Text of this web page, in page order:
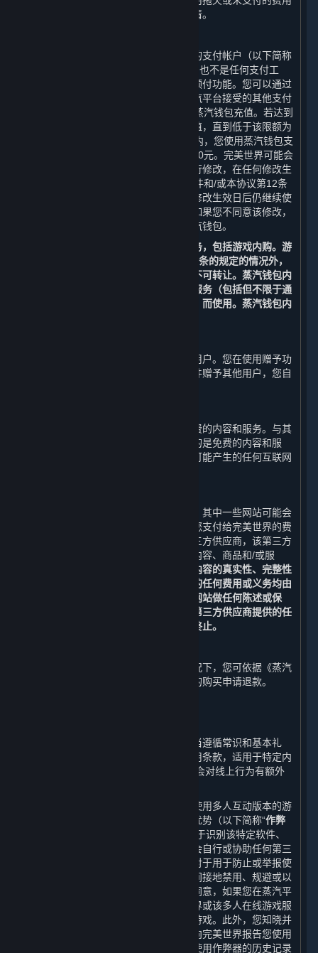
必须在完美世界允许您再次注册之前结清。
蒸汽平台可能向您提供与您帐户相关联的支付帐户（以下简称
”）。蒸汽钱包并非银行帐户，也不是任何支付工
具，而是向您提供的购买内容和服务的预付功能。您可以通过
借记卡、信用卡、预付卡、促销码或蒸汽平台接受的其他支付
方式，在限额人民币14,000元内向您的蒸汽钱包充值。若达到
该限额，您将无法再向您的蒸汽钱包充值，直到低于该限额为
止。在任何二十四（24）小时的时间段内，您使用蒸汽钱包支
付的总金额，合计不得超过人民币14,000元。完美世界可能会
不时对蒸汽钱包的余额和使用的限制进行修改，在任何修改生
效日前的六十（60）日，我们会通过邮件和/或本协议第12条
中列明的其他方式通知您。如果您在该修改生效日后仍继续使
用您的帐户，则视为您接受了该修改；如果您不同意该修改，
您有权注销您的帐户或停止使用您的蒸汽钱包。
您可以使用蒸汽钱包余额购买内容和服务，包括游戏内购。游
戏内购仅可通过蒸汽钱包进行。除第3.G条的规定的情况外，
充值至蒸汽钱包内的余额不可退款，亦不可转让。蒸汽钱包内
的余额仅能通过蒸汽平台为购买内容和服务（包括但不限于通
过蒸汽平台提供的游戏和其他应用程序）而使用。蒸汽钱包内
您可以通过平台将游戏或软件赠予其他用户。您在使用赠予功
能时应知悉并确认一旦您将该游戏或软件赠予其他用户，您自
在一些情况下，完美世界可能会提供免费的内容和服务。与其
他内容和服务一样，即使完美世界提供的是免费的内容和服
务，您也必须自行负担使用蒸汽平台时可能产生的任何互联网
蒸汽平台可能会提供第三方网站的链接。其中一些网站可能会
向您额外收取费用，该等费用不包括在您支付给完美世界的费
用之内。您可能会通过蒸汽平台访问第三方供应商，该第三方
供应商可能在蒸汽平台或互联网上提供内容、商品和/或服
您有义务自行确认第三方网站及其内容的真实性、完整性
和可信性。您与该等第三方交易中产生的任何费用或义务均由
您自行承担。完美世界不对任何第三方网站做任何陈述或保
证。请特别注意，完美世界不保证通过第三方供应商提供的任
何内容和服务不会被改变、被暂停或被终止。
在不与任何您享有的法定权利冲突的情况下，您可依据《蒸汽
平台退款政策》就您在蒸汽平台上进行的购买申请退款。
您的在线行为以及与其他用户的互动应当遵循常识和基本礼
仪。根据特定游戏或其他服务适用的使用条款，适用于特定内
容和服务的开发方/运营方条款中可能还会对线上行为有额外
某些软件、硬件程序或功能可能在用户使用多人互动版本的游
戏或其修改版本中给予用户不公平竞争优势（以下简称“作弊
”），蒸汽平台以及内容和服务具有用于识别该特定软件、
硬件程序或功能之功能。您同意，您不会自行或协助任何第三
方以任何形式开发制作或使用作弊器。对于用于防止或举报使
用作弊器的软件，您同意您不会直接或间接地禁用、规避或以
其他方式干扰该软件的运行。您知晓并同意，如果您在蒸汽平
台或内容和服务中使用作弊器，完美世界或该多人在线游戏服
务提供方可能将禁止您参与该多人在线游戏。此外，您知晓并
同意，多人在线游戏服务提供方可能会向完美世界报告您使用
作弊器的情况，完美世界也可能会将您使用作弊器的历史记录